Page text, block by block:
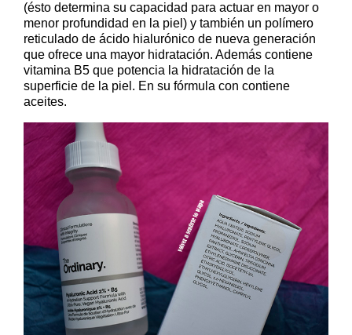
(ésto determina su capacidad para actuar en mayor o
menor profundidad en la piel) y también un polímero
reticulado de ácido hialurónico de nueva generación
que ofrece una mayor hidratación. Además contiene
vitamina B5 que potencia la hidratación de la
superficie de la piel. En su fórmula con contiene
aceites.